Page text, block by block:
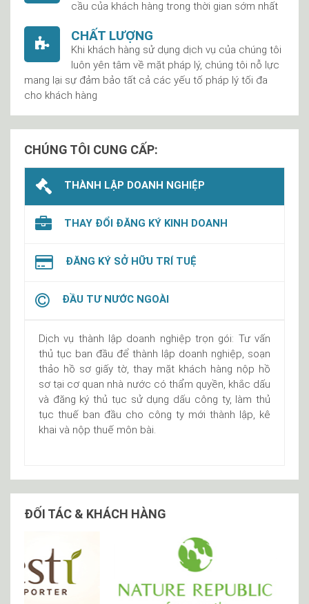
cầu của khách hàng trong thời gian sớm nhất
CHẤT LƯỢNG
Khi khách hàng sử dụng dịch vụ của chúng tôi
luôn yên tâm về mặt pháp lý, chúng tôi nỗ lực
mang lại sự đảm bảo tất cả các yếu tố pháp lý tối đa
cho khách hàng
CHÚNG TÔI CUNG CẤP:
THÀNH LẬP DOANH NGHIỆP
THAY ĐỔI ĐĂNG KÝ KINH DOANH
ĐĂNG KÝ SỞ HỮU TRÍ TUỆ
ĐẦU TƯ NƯỚC NGOÀI
Dịch vụ thành lập doanh nghiệp trọn gói: Tư vấn
thủ tục ban đầu để thành lập doanh nghiệp, soạn
thảo hồ sơ giấy tờ, thay mặt khách hàng nộp hồ
sơ tại cơ quan nhà nước có thẩm quyền, khắc dấu
và đăng ký thủ tục sử dụng dấu công ty, làm thủ
tục thuế ban đầu cho công ty mới thành lập, kê
khai và nộp thuế môn bài.
ĐỐI TÁC & KHÁCH HÀNG